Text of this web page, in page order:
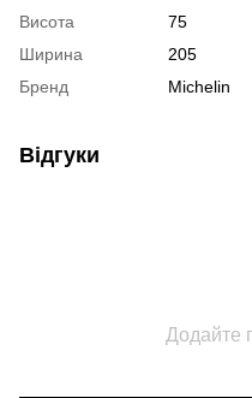
Висота
75
Ширина
205
Бренд
Michelin
Відгуки
Додайте